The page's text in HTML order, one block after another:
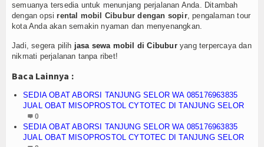
semuanya tersedia untuk menunjang perjalanan Anda. Ditambah
dengan opsirental mobil Cibubur dengan sopir, pengalaman tour
kota Anda akan semakin nyaman dan menyenangkan.
Jadi, segera pilih jasa sewa mobil di Cibuburyang terpercaya dan
nikmati perjalanan tanpa ribet!
Baca Lainnya :
SEDIA OBAT ABORSI TANJUNG SELOR WA 085176963835
JUAL OBAT MISOPROSTOL CYTOTEC DI TANJUNG SELOR
0
SEDIA OBAT ABORSI TANJUNG SELOR WA 085176963835
JUAL OBAT MISOPROSTOL CYTOTEC DI TANJUNG SELOR